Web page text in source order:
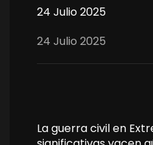
24 Julio 2025
24 Julio 2025
La guerra civil en